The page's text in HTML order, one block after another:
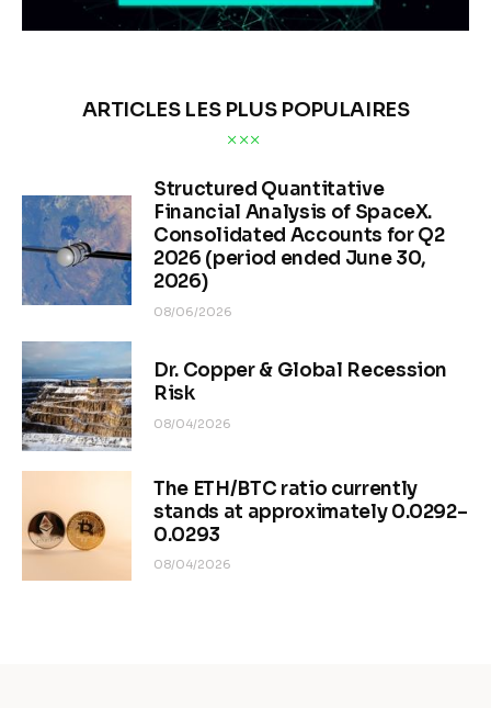
ARTICLES LES PLUS POPULAIRES
Structured Quantitative
Financial Analysis of SpaceX.
Consolidated Accounts for Q2
2026 (period ended June 30,
2026)
08/06/2026
Dr. Copper & Global Recession
Risk
08/04/2026
The ETH/BTC ratio currently
stands at approximately 0.0292–
0.0293
08/04/2026